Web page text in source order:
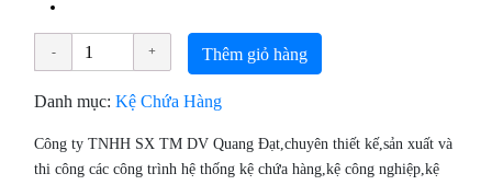
Thêm giỏ hàng
Danh mục:Kệ Chứa Hàng
Công ty TNHH SX TM DV Quang Đạt,chuyên thiết kế,sản xuất và
thi công các công trình hệ thống kệ chứa hàng,kệ công nghiệp,kệ